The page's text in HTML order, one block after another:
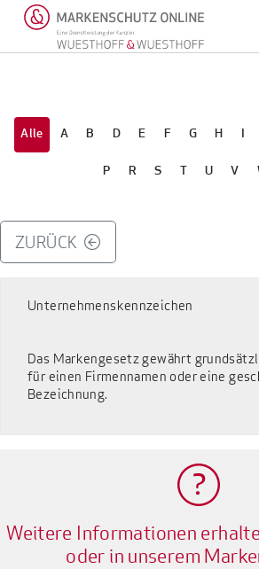
Alle A B D E F G H I
P R S T U V
ZURÜCK
Unternehmenskennzeichen
Das Markengesetz gewährt
für einen Firmennamen oder eine
Bezeichnung.
Weitere Informationen
oder in unserem